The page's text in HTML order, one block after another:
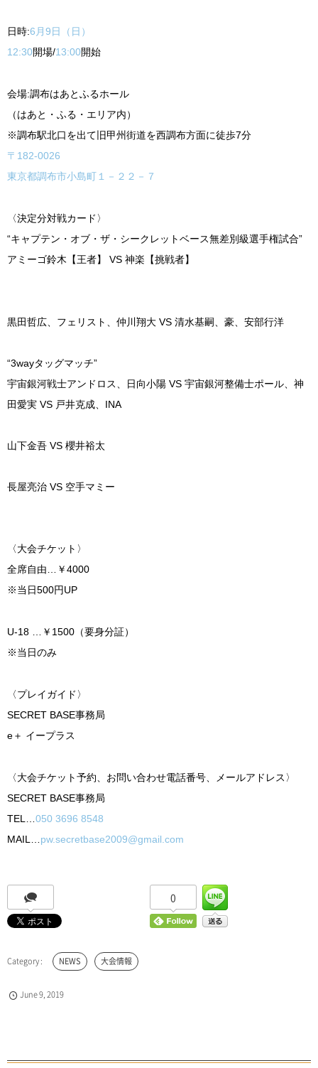
日時:6 月9日（日）
12:30開場/13:00開始
会場:調布はあとふるホール
（はあと・ふる・エリア内）
※調布駅北口を出て旧甲州街道を西調布方面に徒歩7分
〒 182-0026
東京都調布市小島町１－２２－７
〈決定分対戦カード〉
“キャプテン・オブ・ザ・シークレットベース無差別級選手権試合”
アミーゴ鈴木【王者】
VS 神楽【挑戦者】
黒田哲広、フェリスト、仲川翔大 VS 清水基嗣、豪、安部行洋
“3wayタッグマッチ”
宇宙銀河戦士アンドロス、日向小陽 VS 宇宙銀河整備士ポール、神
田愛実 VS 戸井克成、 INA
山下金吾 VS 櫻井裕太
長屋亮治 VS 空手マミー
〈大会チケット〉
全席自由
￥4000
※当日500円UP
U-18 … ￥ 1500 （要身分証）
※当日のみ
〈プレイガイド〉
SECRET BASE事務局
e＋ イープラス
〈大会チケット予約、お問い合わせ電話番号、メールアドレス〉
SECRET BASE事務局
TEL… 050 3696 8548
MAIL… pw.secretbase2009@gmail.com
0
NEWS 大会情報
June9,2019